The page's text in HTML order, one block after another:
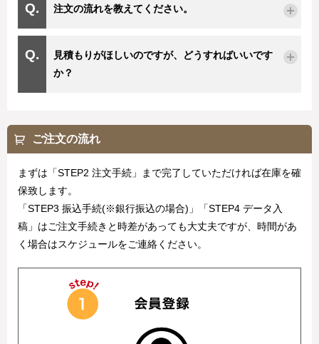
注文の流れを教えてください。
見積もりがほしいのですが、どうすればいいです
か？
ご注文の流れ
まずは「STEP2 注文手続」まで完了していただければ在庫を確
保致します。
「STEP3 振込手続(※銀行振込の場合)」「STEP4 データ入
稿」はご注文手続きと時差があっても大丈夫ですが、時間があ
く場合はスケジュールをご連絡ください。